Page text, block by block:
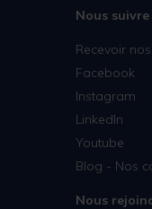
Nous suivre
Recevoir
Facebook
Instagram
LinkedIn
Youtube
Blog - Nos
Nous